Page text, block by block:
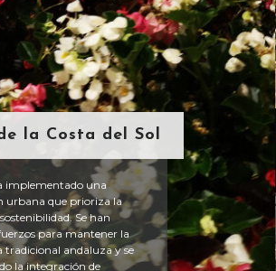
la Costa del Sol
implementado una
urbana que prioriza la
Se han
para mantener la
tradicional andaluza y se
la integración de